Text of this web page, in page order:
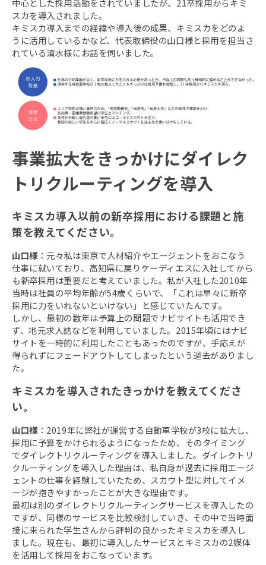
中心とした採用活動をされていましたが、21卒採用からキミ
スカを導入されました。
キミスカ導入までの経緯や導入後の成果、キミスカをどのよ
うに活用しているかなど、代表取締役の山口様と採用を担当さ
れている清水様にお話を伺いました。
事業拡大をきっかけにダイレク
トリクルーティングを導入
キミスカ導入以前の新卒採用における課題と施
策を教えてください。
山口様：元々私は東京で人材紹介やエージェントをおこなう
仕事に就いており、高知県に戻りケーディエスに入社してから
も新卒採用は重要だと考えていました。私が入社した2010年
当時は社員の平均年齢が54歳くらいで、「これは早々に新卒
採用に力をいれないといけない」と感じていたんです。
しかし、最初の数年は予算上の問題でナビサイトも活用でき
ず、地元求人誌などを利用していました。2015年頃にはナビ
サイトを一時的に利用したこともあったのですが、手応えが
得られずにフェードアウトしてしまったという過去がありまし
た。
キミスカを導入されたきっかけを教えてくださ
い。
山口様：2019年に弊社が運営する自動車学校が3校に拡大し、
採用に予算をかけられるようになったため、そのタイミング
でダイレクトリクルーティングを導入しました。ダイレクトリ
クルーティングを導入した理由は、私自身が過去に採用エージ
ェントの仕事を経験していたため、スカウト型に対してイメ
ージが抱きやすかったことが大きな理由です。
最初は別のダイレクトリクルーティングサービスを導入したの
ですが、同様のサービスを比較検討していき、その中で当時面
接に来られた学生さんから評判の良かったキミスカを導入し
ました。現在も、最初に導入したサービスとキミスカの2媒体
を活用して採用をおこなっています。